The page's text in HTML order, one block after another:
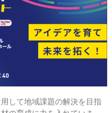
して地域課題の解決を目指